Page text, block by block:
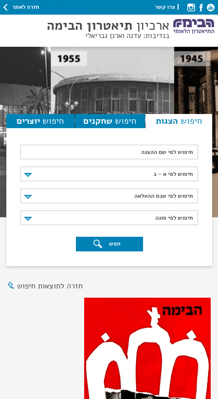
צרו קשר חזרה לאתר
ארכיון תיאטרון הבימה
בנדיבות: עדנה וארנן גבריאלי
חיפוש הצגות חיפוש שחקנים חיפוש יוצרים
חיפוש לפי שם ההצגה
חיפוש לפי א - ב
חיפוש לפי א - ב
חיפוש לפי שנת ההעלאה
חיפוש לפי שנת ההעלאה
חיפוש לפי סוגה
חיפוש לפי סוגה
חפש
חזרה לתוצאות חיפוש